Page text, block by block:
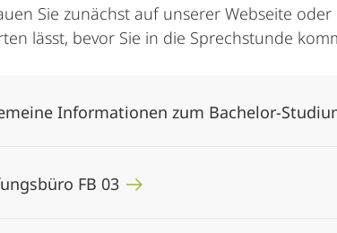
Sie zunächst auf unserer Webseite
lässt, bevor Sie in die Sprechstunde
Informationen zum Bachelor-
FB 03